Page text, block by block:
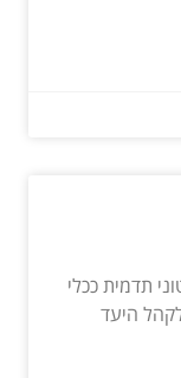
תדמית ככלי
היעד